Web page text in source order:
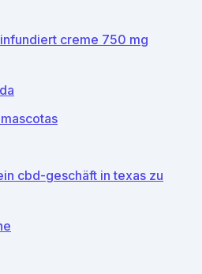
creme 750 mg
cbd-geschäft in texas zu